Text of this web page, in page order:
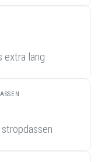
extra lang